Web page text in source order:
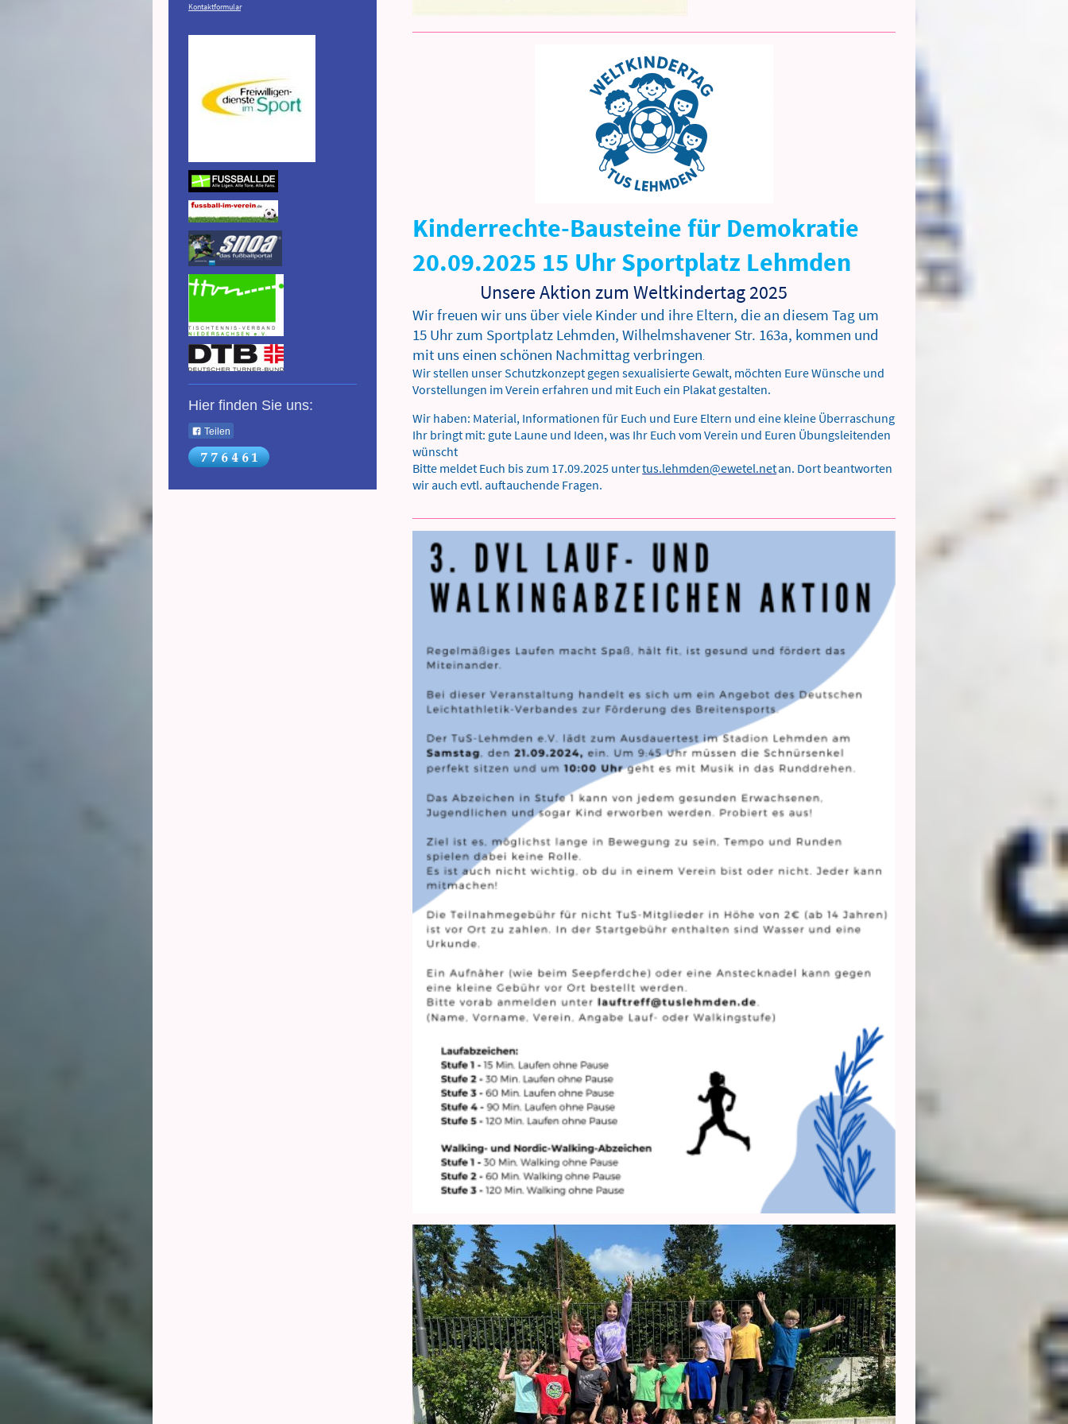
Kinderrechte-Bausteine für Demokratie
20.09.2025 15 Uhr Sportplatz Lehmden
Unsere Aktion zum Weltkindertag 2025
Wir freuen wir uns über viele Kinder und ihre Eltern, die an diesem Tag um
15 Uhr zum Sportplatz Lehmden, Wilhelmshavener Str. 163a, kommen und
mit uns einen schönen Nachmittag verbringen.
Wir stellen unser Schutzkonzept gegen sexualisierte Gewalt, möchten Eure Wünsche und
Vorstellungen im Verein erfahren und mit Euch ein Plakat gestalten.
Wir haben: Material, Informationen für Euch und Eure Eltern und eine kleine Überraschung
Ihr bringt mit: gute Laune und Ideen, was Ihr Euch vom Verein und Euren Übungsleitenden
wünscht
Bitte meldet Euch bis zum 17.09.2025 untertus.lehmden@ewetel.netan. Dort beantworten
wir auch evtl. auftauchende Fragen.
Kontaktformular.
Hier finden Sie uns:
Teilen